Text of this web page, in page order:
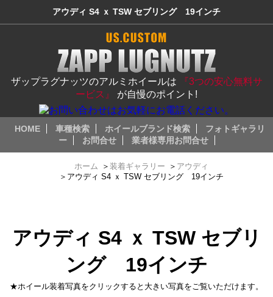
アウディ S4 ｘ TSW セブリング 19インチ
ザップラグナッツのアルミホイールは
『3つの安心無料サ
ービス』 が自慢のポイント!
HOME 車種検索 ホイールブランド検索
フォトギャラリ
ー
お問合せ 業者様専用お問合せ
ホーム ＞ 装着ギャラリー ＞ アウディ
＞ アウディ S4 ｘ TSW セブリング 19インチ
アウディ S4 ｘ TSW セブリ
ング 19インチ
★ホイール装着写真をクリックすると大きい写真をご覧いただけます。